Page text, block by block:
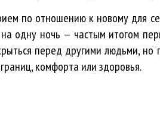
по отношению к новому для
одну ночь — частым итогом
перед другими людьми,
комфорта или здоровья.